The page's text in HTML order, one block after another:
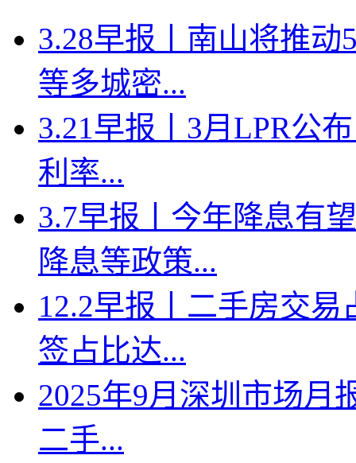
3.28早报丨南山将推
等多城密...
3.21早报丨3月LPR公
利率...
3.7早报丨今年降息有
降息等政策...
12.2早报丨二手房交
签占比达...
2025年9月深圳市场月
二手...